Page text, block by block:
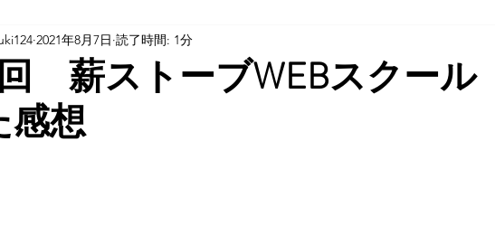
薪ストーブWEBスクー
感想
2021年8月7日 読了時間: 1分